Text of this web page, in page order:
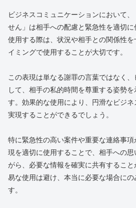
ビジネスコミュニケーションにおいて
せん」は相手への配慮と緊急性を適切に
使用する際は、状況や相手との関係性
イミングで使用することが大切です。
この表現は単なる謝罪の言葉ではなく
して、相手の私的時間を尊重する姿勢
す。効果的な使用により、円滑なビジ
実現することができるでしょう。
特に緊急性の高い案件や重要な連絡事
現を適切に使用することで、相手への
がら、必要な情報を確実に共有するこ
易な使用は避け、本当に必要な場合に
す。